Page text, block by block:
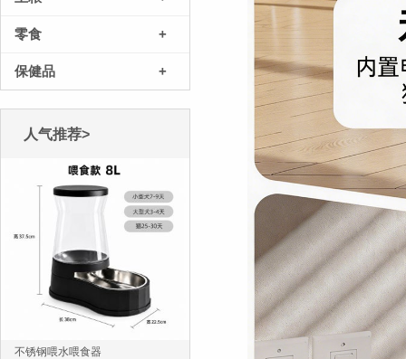
零食 +
保健品 +
人气推荐>
不锈钢喂水喂食器